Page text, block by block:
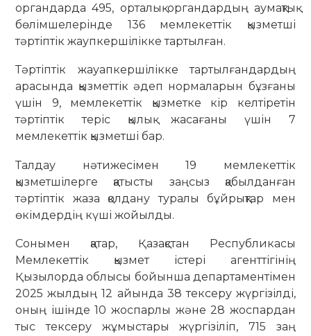
органдарда 495, орталық органдардың аумақтық
бөлімшелерінде 136 мемлекеттік қызметші
тәртіптік жаупкершілікке тартылған.
Тәртіптік жауапкершілікке тартылғандардың
арасында қызметтік әдеп нормаларын бұзғаны
үшін 9, мемлекеттік қызметке кір келтіретін
тәртіптік теріс қылық жасағаны үшін 7
мемлекеттік қызметші бар.
Талдау нәтижесімен 19 мемлекеттік
қызметшілерге қатысты заңсыз қабылданған
тәртіптік жаза қолдану туралы бұйрықтар мен
өкімдердің күші жойылды.
Сонымен қатар, Қазақстан Республикасы
Мемлекеттік қызмет істері агенттігінің
Қызылорда облысы бойынша департаментімен
2025 жылдың 12 айында 38 тексеру жүргізілді,
оның ішінде 10 жоспарлы және 28 жоспардан
тыс тексеру жұмыстары жүргізіліп, 715 заң